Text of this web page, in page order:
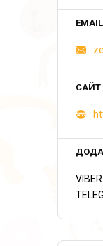
VIBER